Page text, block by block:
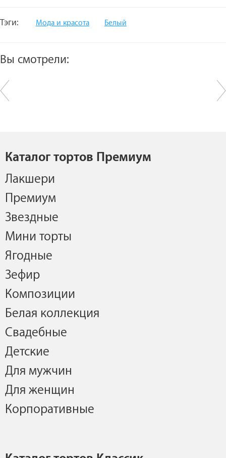
Тэги: Мода и красота Белый
Вы смотрели:
Каталог тортов Премиум
Лакшери
Премиум
Звездные
Мини торты
Ягодные
Зефир
Композиции
Белая коллекция
Свадебные
Детские
Для мужчин
Для женщин
Корпоративные